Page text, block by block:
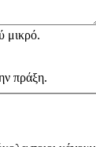
μικρό.
πράξη.